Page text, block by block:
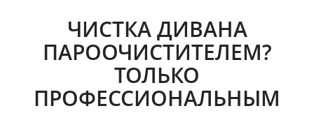
ЧИСТКА ДИВАНА
ПАРООЧИСТИТЕЛЕМ?
ТОЛЬКО
ПРОФЕССИОНАЛЬНЫМ